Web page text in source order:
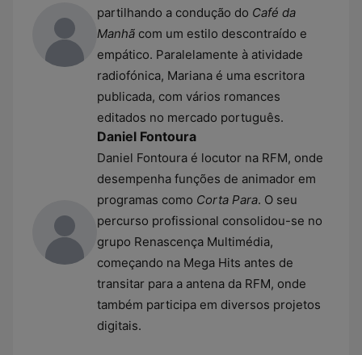
partilhando a condução do Café da
Manhã com um estilo descontraído e
empático. Paralelamente à atividade
radiofónica, Mariana é uma escritora
publicada, com vários romances
editados no mercado português.
Daniel Fontoura
Daniel Fontoura é locutor na RFM, onde
desempenha funções de animador em
programas como Corta Para. O seu
percurso profissional consolidou-se no
grupo Renascença Multimédia,
começando na Mega Hits antes de
transitar para a antena da RFM, onde
também participa em diversos projetos
digitais.